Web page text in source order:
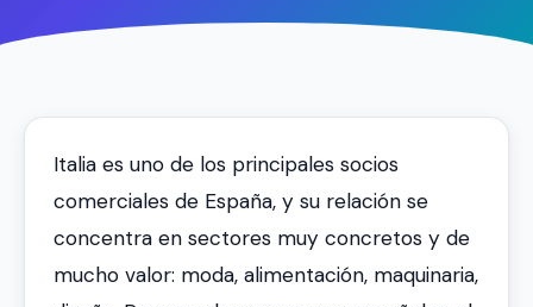
Italia es uno de los principales socios
comerciales de España, y su relación se
concentra en sectores muy concretos y de
mucho valor: moda, alimentación, maquinaria,